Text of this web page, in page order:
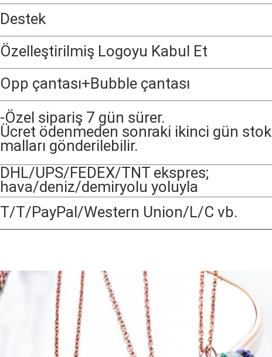
Destek
Özelleştirilmiş Logoyu Kabul Et
Opp çantası+Bubble çantası
-Özel sipariş 7 gün sürer.
Ücret ödenmeden sonraki ikinci gün stok
malları gönderilebilir.
DHL/UPS/FEDEX/TNT ekspres;
hava/deniz/demiryolu yoluyla
T/T/PayPal/Western Union/L/C vb.